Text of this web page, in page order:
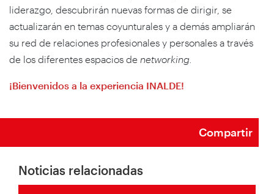
liderazgo, descubrirán nuevas formas de dirigir, se
actualizarán en temas coyunturales y a demás ampliarán
su red de relaciones profesionales y personales a través
de los diferentes espacios de networking.
¡Bienvenidos a la experiencia INALDE!
Compartir
Noticias relacionadas